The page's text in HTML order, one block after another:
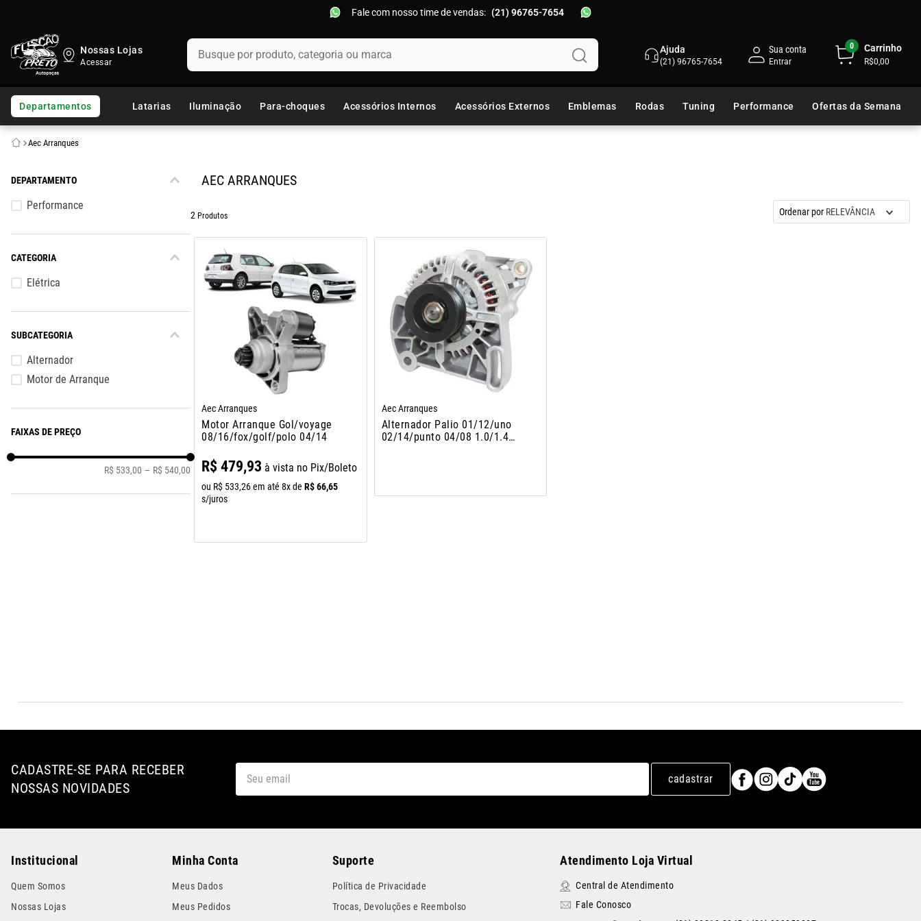
Fale com nosso time de vendas: (21) 96765-7654
Nossas Lojas Busque por produto, categoria ou marca Ajuda
(21) 96765-7654
Sua conta 0 Carrinho
R$0,00
Departamentos Latarias Iluminação Para-choques Acessórios Internos Acessórios Externos Emblemas Rodas Tuning Performance Ofertas da Semana
Aec Arranques
DEPARTAMENTO
Performance
CATEGORIA
Elétrica
SUBCATEGORIA
Alternador
Motor de Arranque
FAIXAS DE PREÇO
R$ 533,00 – R$ 540,00
AEC ARRANQUES
2 Produtos Ordenar por RELEVÂNCIA
Aec Arranques
Motor Arranque Gol/voyage
08/16/fox/golf/polo 04/14
R$ 479,93 à vista no Pix/Boleto
ou R$ 533,26 em até 8x de R$ 66,65
s/juros
Aec Arranques
Alternador Palio 01/12/uno
02/14/punto 04/08 1.0/1.4
CADASTRE-SE PARA RECEBER
NOSSAS NOVIDADES
cadastrar
Institucional
Quem Somos
Nossas Lojas
Minha Conta
Meus Dados
Meus Pedidos
Suporte
Política de Privacidade
Trocas, Devoluções e Reembolso
Atendimento Loja Virtual
Central de Atendimento
Fale Conosco
TERMOS MAIS BUSCADOS
1º
fusca
2º
capo
chevette